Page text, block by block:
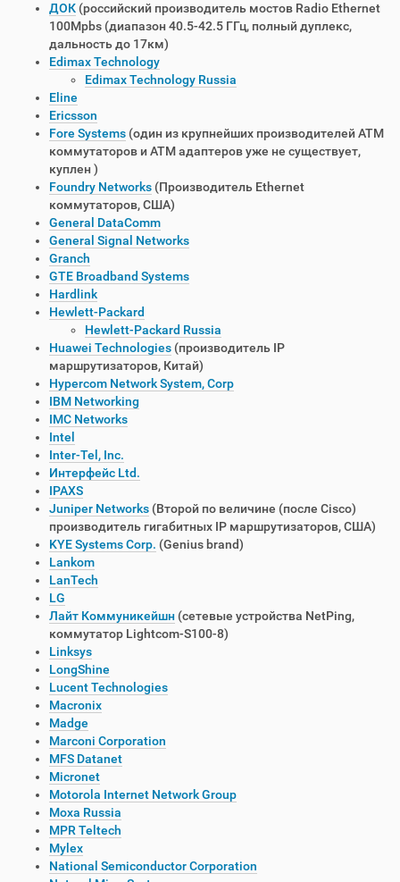
ДОК (российский производитель мостов Radio Ethernet
100Mpbs (диапазон 40.5-42.5 ГГц, полный дуплекс,
дальность до 17км)
Edimax Technology
Edimax Technology Russia
Eline
Ericsson
Fore Systems (один из крупнейших производителей ATM
коммутаторов и ATM адаптеров уже не существует,
куплен )
Foundry Networks (Производитель Ethernet
коммутаторов, США)
General DataComm
General Signal Networks
Granch
GTE Broadband Systems
Hardlink
Hewlett-Packard
Hewlett-Packard Russia
Huawei Technologies (производитель IP
маршрутизаторов, Китай)
Hypercom Network System, Corp
IBM Networking
IMC Networks
Intel
Inter-Tel, Inc.
Интерфейс Ltd.
IPAXS
Juniper Networks (Второй по величине (после Cisco)
производитель гигабитных IP маршрутизаторов, США)
KYE Systems Corp. (Genius brand)
Lankom
LanTech
LG
Лайт Коммуникейшн (сетевые устройства NetPing,
коммутатор Lightcom-S100-8)
Linksys
LongShine
Lucent Technologies
Macronix
Madge
Marconi Corporation
MFS Datanet
Мicronet
Motorola Internet Network Group
Moxa Russia
MPR Teltech
Mylex
National Semiconductor Corporation